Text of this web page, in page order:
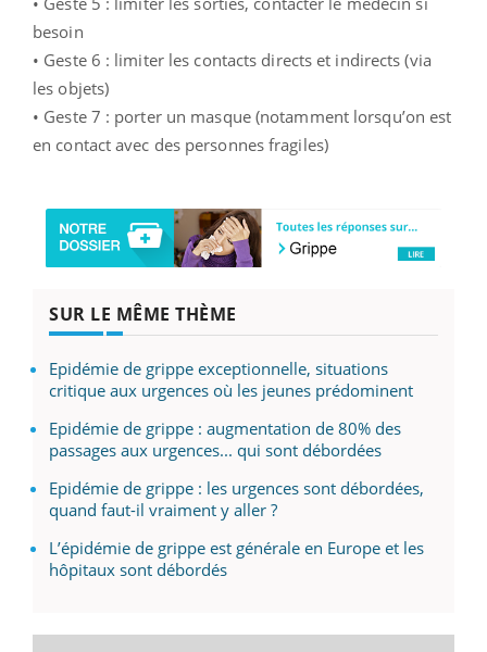
besoin
• Geste 6 : limiter les contacts directs et indirects (via
les objets)
• Geste 7 : porter un masque (notamment lorsqu’on est
en contact avec des personnes fragiles)
SUR LE MÊME THÈME
Epidémie de grippe exceptionnelle, situations
critique aux urgences où les jeunes prédominent
Epidémie de grippe : augmentation de 80% des
passages aux urgences... qui sont débordées
Epidémie de grippe : les urgences sont débordées,
quand faut-il vraiment y aller ?
L’épidémie de grippe est générale en Europe et les
hôpitaux sont débordés